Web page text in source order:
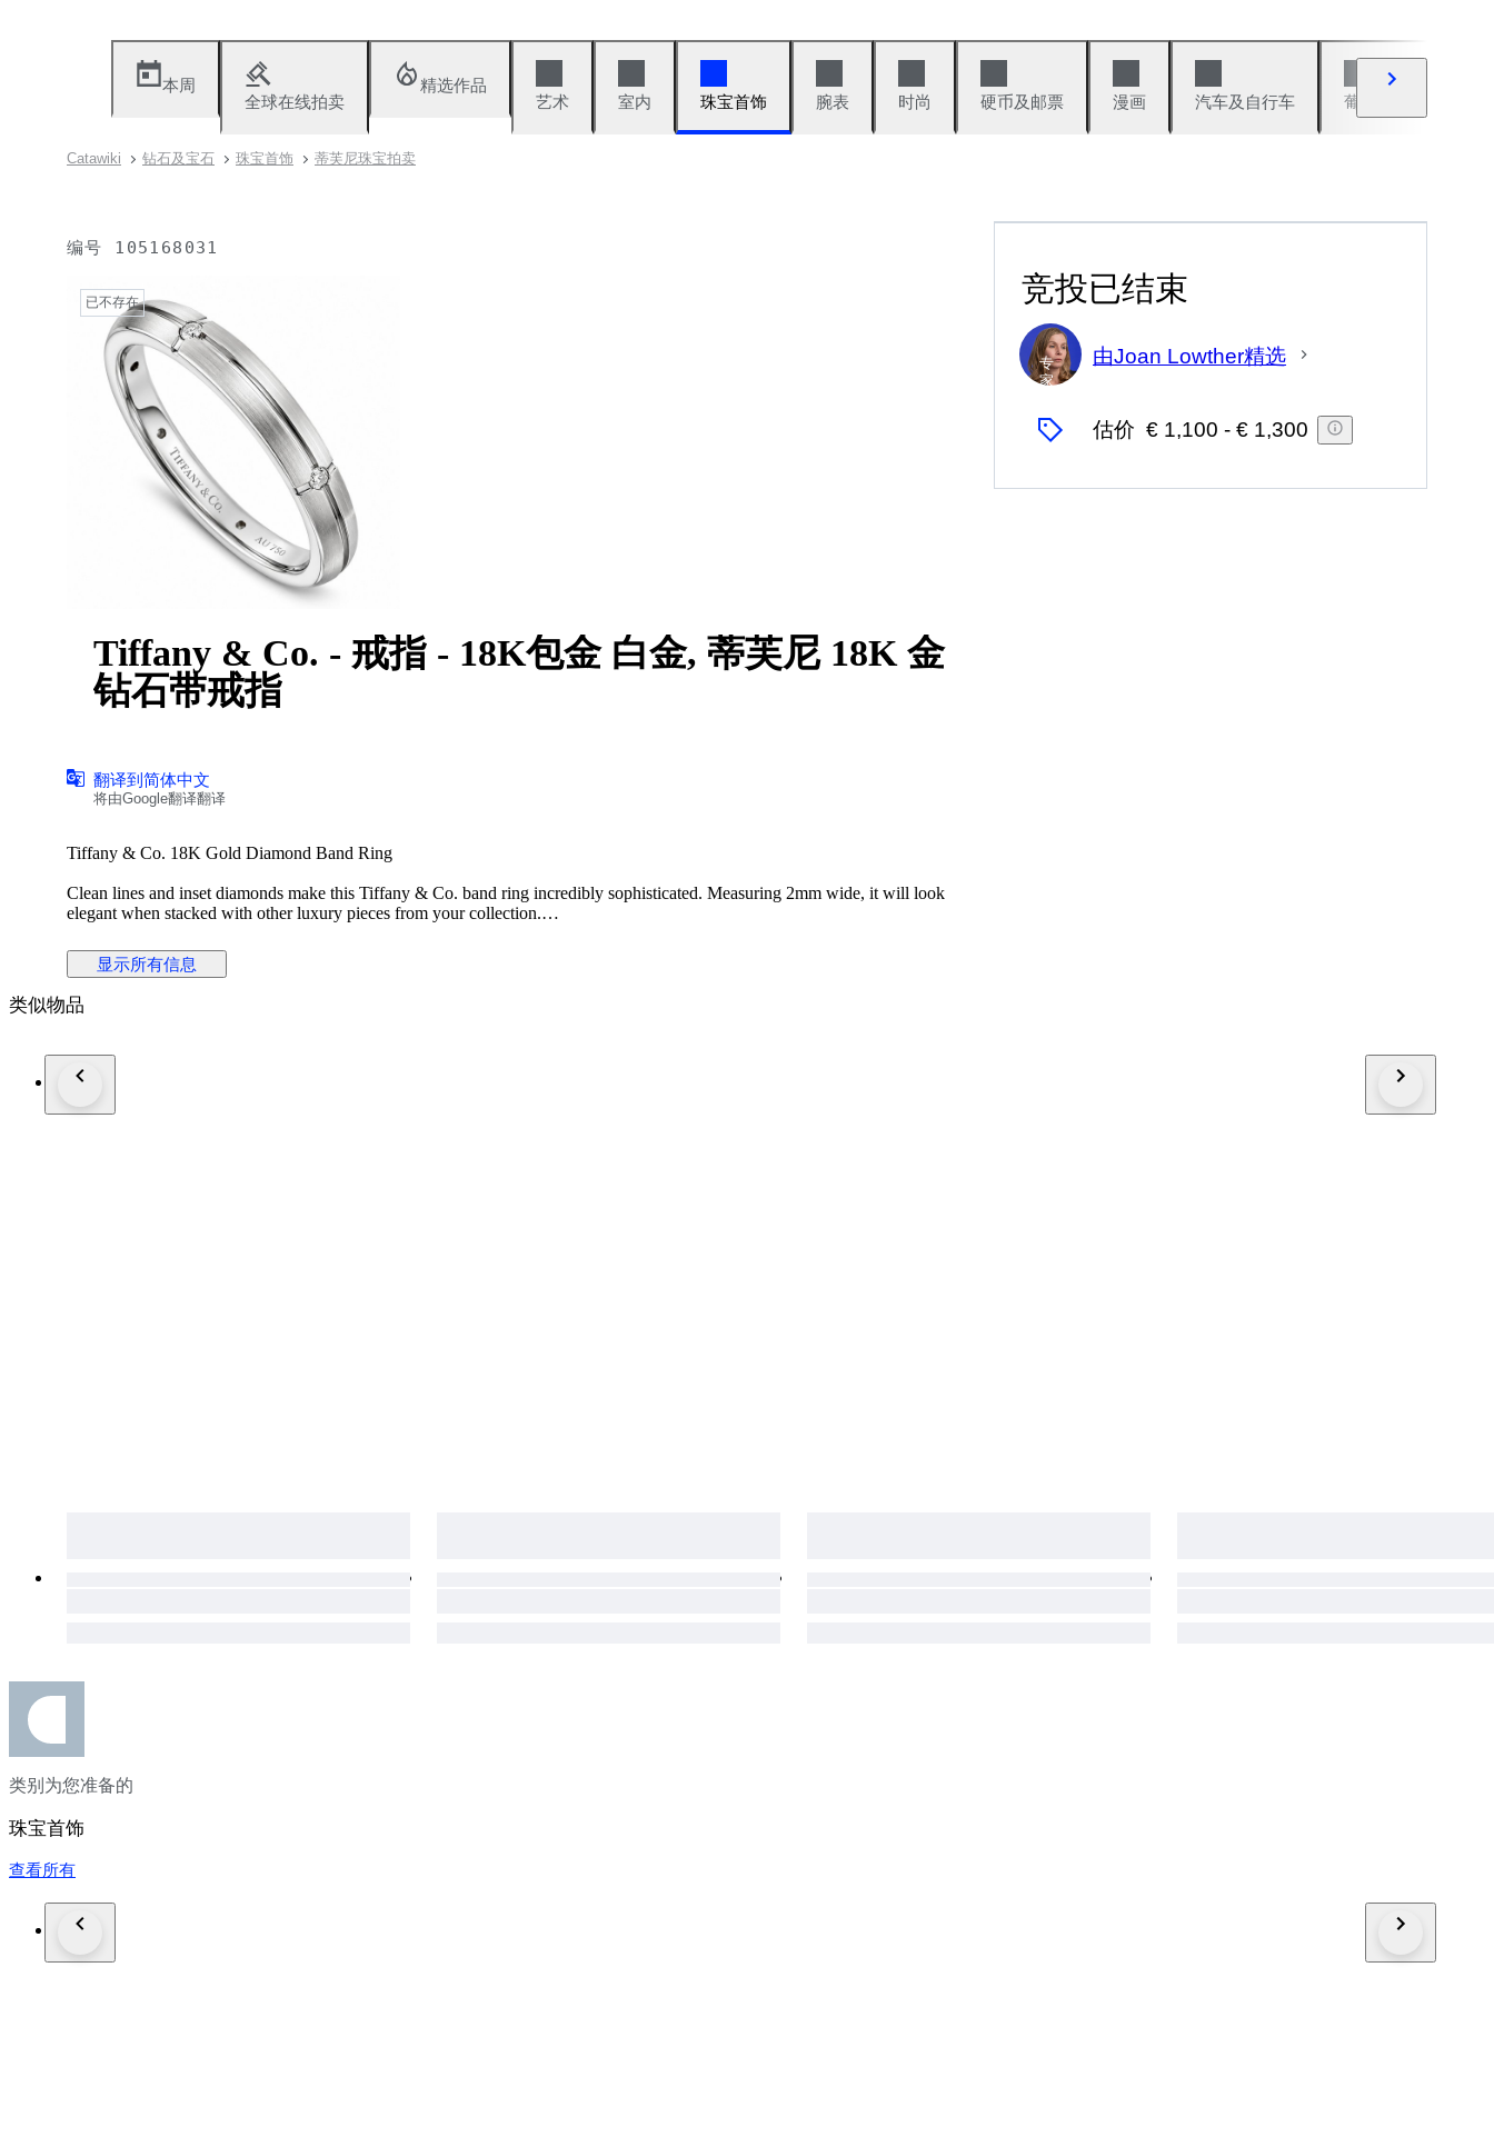
本周
全球在线拍卖
精选作品
艺术
室内 珠宝首饰 腕表 时尚 硬币及邮票 漫画 汽车及自行车 葡萄酒及烈性酒
Catawiki 钻石及宝石 珠宝首饰 蒂芙尼珠宝拍卖
编号 105168031
已不存在
Tiffany & Co. - 戒指 - 18K包金 白金, 蒂芙尼 18K 金
钻石带戒指
翻译到简体中文
将由Google翻译翻译
Tiffany & Co. 18K Gold Diamond Band Ring
Clean lines and inset diamonds make this Tiffany & Co. band ring incredibly sophisticated. Measuring 2mm wide, it will look
elegant when stacked with other luxury pieces from your collection.
This jewelry piece is offered in estate condition and includes a gift box.
METAL & STONES
Metal 18K White Gold
Stones Diamond
DIMENSIONS
Weight 3.1 grams
Shipping:
显示所有信息
竞投已结束
专
家
由Joan Lowther精选
估价 € 1,100 - € 1,300
类似物品
类别为您准备的
珠宝首饰
查看所有